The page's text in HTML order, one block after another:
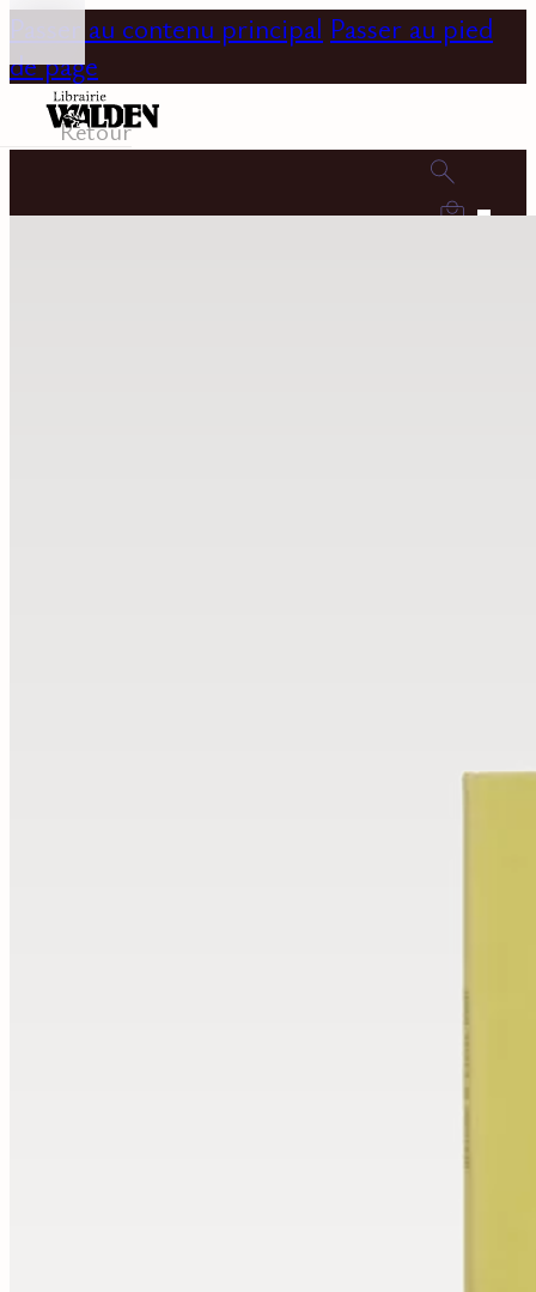
Passer au contenu principal Passer au pied
de page
0
Retour